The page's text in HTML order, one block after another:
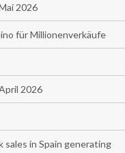
2026
für Millionenverkäufe
2026
in Spain generating